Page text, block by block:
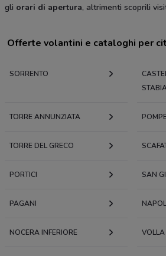
gli orari di apertura, altrimenti scoprili
Offerte volantini e cataloghi per
SORRENTO
TORRE ANNUNZIATA
TORRE DEL GRECO
PORTICI SAN
PAGANI
NOCERA INFERIORE VOLLA